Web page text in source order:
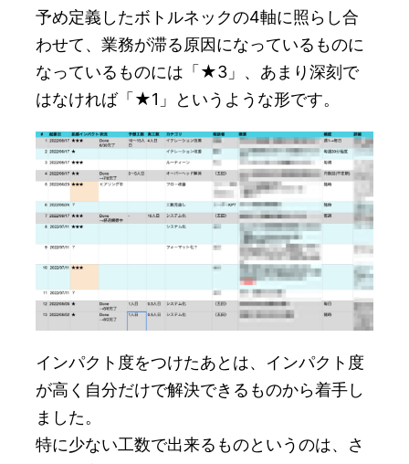
予め定義したボトルネックの4軸に照らし合
わせて、業務が滞る原因になっているものに
なっているものには「★3」、あまり深刻で
はなければ「★1」というような形です。
インパクト度をつけたあとは、インパクト度
が高く自分だけで解決できるものから着手し
ました。
特に少ない工数で出来るものというのは、さ